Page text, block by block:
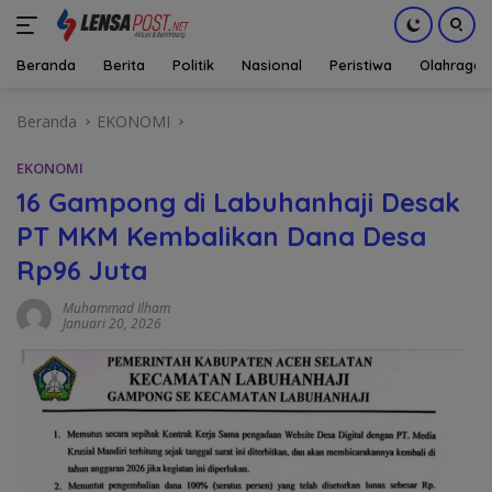
Beranda Berita Politik Nasional Peristiwa Olahraga
Beranda EKONOMI
EKONOMI
16 Gampong di Labuhanhaji Desak
PT MKM Kembalikan Dana Desa
Rp96 Juta
Muhammad Ilham
Januari 20, 2026